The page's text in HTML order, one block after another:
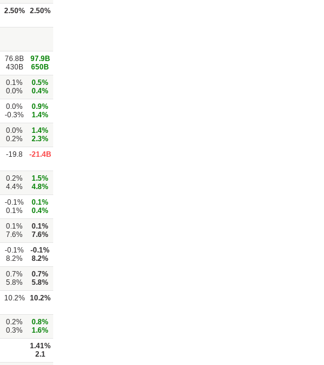
2.50% 2.50%
76.8B
430B
97.9B
650B
0.1%
0.0%
0.5%
0.4%
0.0%
-0.3%
0.9%
1.4%
0.0%
0.2%
1.4%
2.3%
-19.8 -21.4B
0.2%
4.4%
1.5%
4.8%
-0.1%
0.1%
0.1%
0.4%
0.1%
7.6%
0.1%
7.6%
-0.1%
8.2%
-0.1%
8.2%
0.7%
5.8%
0.7%
5.8%
10.2% 10.2%
0.2%
0.3%
0.8%
1.6%
1.41%
2.1